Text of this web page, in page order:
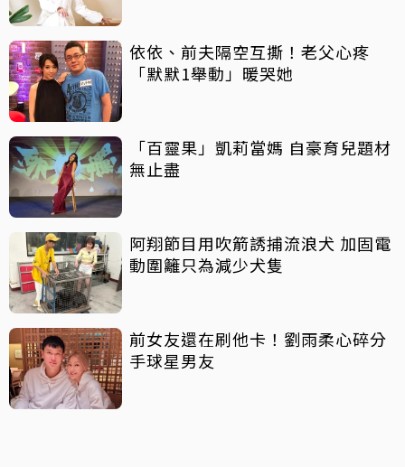
依依、前夫隔空互撕！老父心疼
「默默1舉動」暖哭她
「百靈果」凱莉當媽 自豪育兒題材
無止盡
阿翔節目用吹箭誘捕流浪犬 加固電
動圍籬只為減少犬隻
前女友還在刷他卡！劉雨柔心碎分
手球星男友